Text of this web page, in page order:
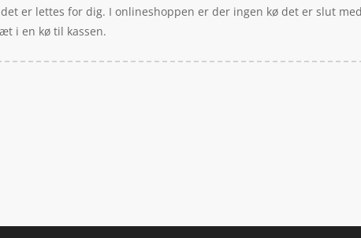
er lettes for dig. I onlineshoppen er der ingen kø det er slut
i en kø til kassen.